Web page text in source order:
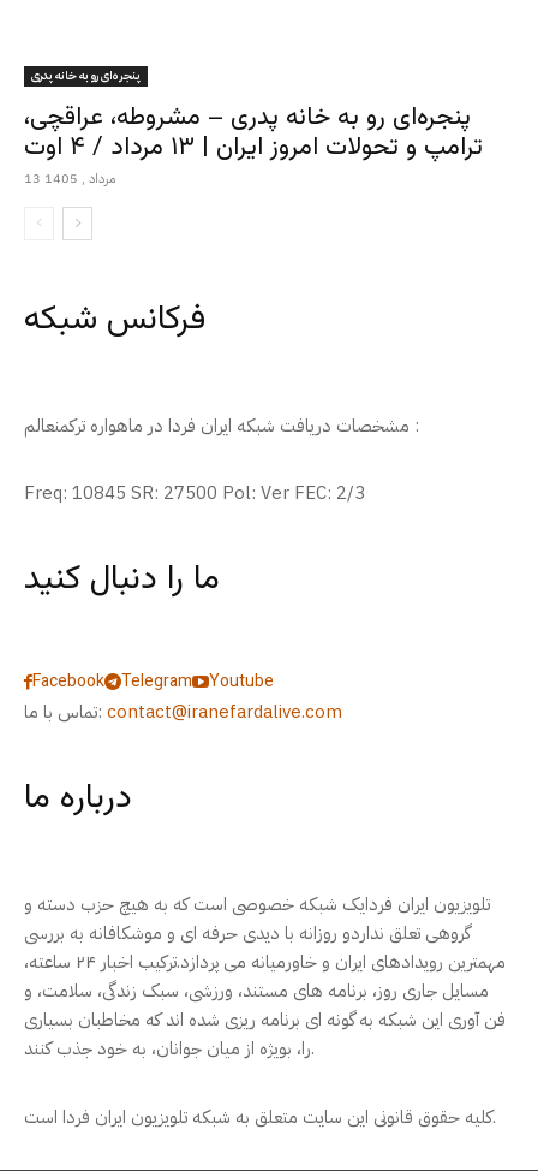
پنجره‌ای رو به خانه پدری
پنجره‌ای رو به خانه پدری – مشروطه، عراقچی،
ترامپ و تحولات امروز ایران | ۱۳ مرداد / ۴ اوت
13 مرداد , 1405
فرکانس شبکه
مشخصات دریافت شبکه ایران فردا در ماهواره ترکمنعالم :
Freq: 10845 SR: 27500 Pol: Ver FEC: 2/3
ما را دنبال کنید
Facebook Telegram
Youtube
تماس با ما: contact@iranefardalive.com
درباره ما
تلویزیون ایران فردایک شبکه خصوصی است که به هیچ حزب دسته و
گروهی تعلق نداردو روزانه با دیدی حرفه ای و موشکافانه به بررسی
مهمترین رویدادهای ایران و خاورمیانه می پردازد.ترکیب اخبار ۲۴ ساعته،
مسایل جاری روز، برنامه های مستند، ورزشی، سبک زندگی، سلامت، و
فن آوری این شبکه به گونه ای برنامه ریزی شده اند که مخاطبان بسیاری
را، بویژه از میان جوانان، به خود جذب کنند.
کلیه حقوق قانونی این سایت متعلق به شبکه تلویزیون ایران فردا است.